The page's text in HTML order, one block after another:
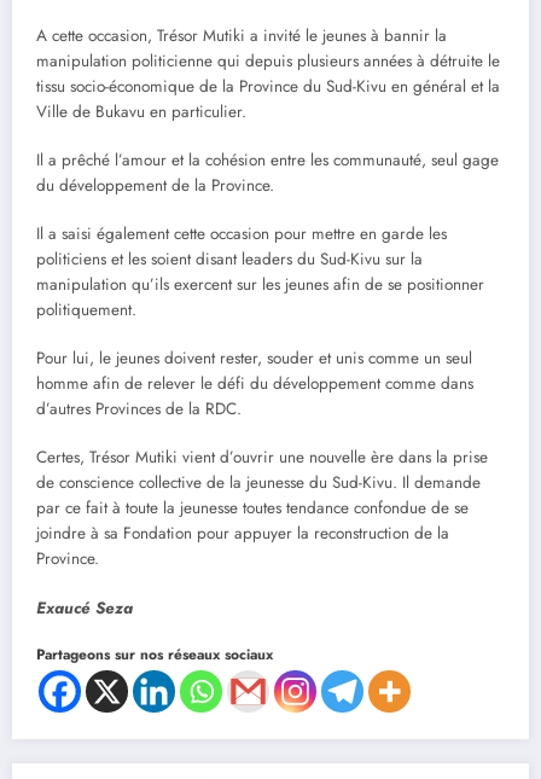
A cette occasion, Trésor Mutiki a invité le jeunes à bannir la
manipulation politicienne qui depuis plusieurs années à détruite le
tissu socio-économique de la Province du Sud-Kivu en général et la
Ville de Bukavu en particulier.
Il a prêché l’amour et la cohésion entre les communauté, seul gage
du développement de la Province.
Il a saisi également cette occasion pour mettre en garde les
politiciens et les soient disant leaders du Sud-Kivu sur la
manipulation qu’ils exercent sur les jeunes afin de se positionner
politiquement.
Pour lui, le jeunes doivent rester, souder et unis comme un seul
homme afin de relever le défi du développement comme dans
d’autres Provinces de la RDC.
Certes, Trésor Mutiki vient d’ouvrir une nouvelle ère dans la prise
de conscience collective de la jeunesse du Sud-Kivu. Il demande
par ce fait à toute la jeunesse toutes tendance confondue de se
joindre à sa Fondation pour appuyer la reconstruction de la
Province.
Exaucé Seza
Partageons sur nos réseaux sociaux